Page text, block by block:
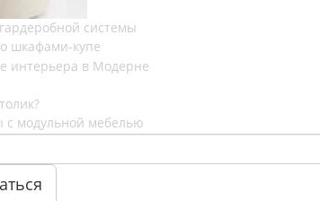
системы
шкафами-купе
интерьера в Модерне
с модульной мебелью